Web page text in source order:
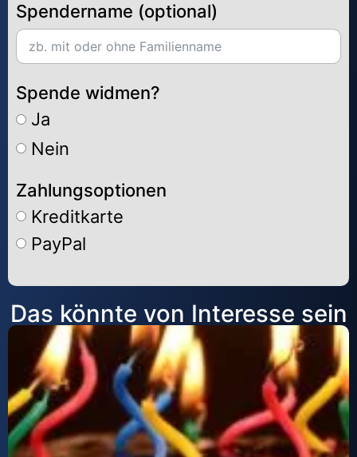
Spendername (optional)
Spende widmen?
Ja
Nein
Zahlungsoptionen
Kreditkarte
PayPal
Alternative:
Das könnte von Interesse sein